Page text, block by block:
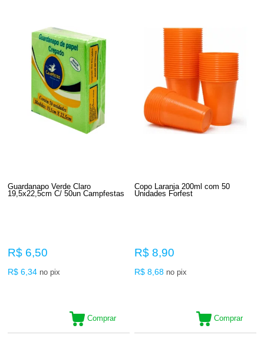
Guardanapo Verde Claro
19,5x22,5cm C/ 50un Campfestas
R$ 6,50
R$ 6,34 no pix
Comprar
Copo Laranja 200ml com 50
Unidades Forfest
R$ 8,90
R$ 8,68 no pix
Comprar